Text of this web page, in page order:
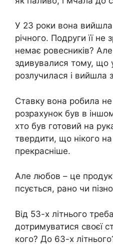
У 23 роки вона
річного. Подруги її не
немає ровесників?
здивувалися тому, що
розлучилася і вийшла
Ставку вона робила не
розрахунок був в
хто був готовий на
твердити, що нікого на
прекрасніше.
Але любов – це
псується, рано чи
Від 53-х літнього
дотримуватися своєї
кого? До 63-х